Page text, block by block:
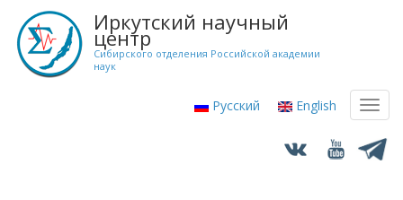
Перейти
основному
содержанию
Иркутский научный
центр
Сибирского отделения Российской академии
наук
Русский English